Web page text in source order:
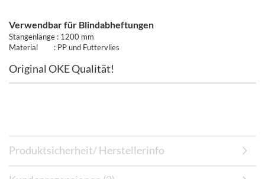
Verwendbar für Blindabheftungen
Stangenlänge : 1200 mm
Material : PP und Futtervlies
Original OKE Qualität!
Produktsicherheit/ Herstellerinfo